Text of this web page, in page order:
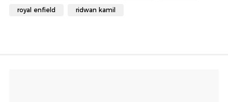
royal enfield ridwan kamil